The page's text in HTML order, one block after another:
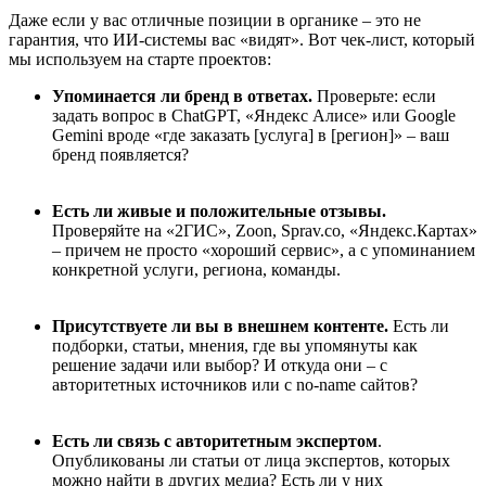
Даже если у вас отличные позиции в органике – это не
гарантия, что ИИ-системы вас «видят». Вот чек-лист, который
мы используем на старте проектов:
Упоминается ли бренд в ответах. Проверьте: если
задать вопрос в ChatGPT, «Яндекс Алисе» или Google
Gemini вроде «где заказать [услуга] в [регион]» – ваш
бренд появляется?
Есть ли живые и положительные отзывы.
Проверяйте на «2ГИС», Zoon, Sprav.co, «Яндекс.Картах»
– причем не просто «хороший сервис», а с упоминанием
конкретной услуги, региона, команды.
Присутствуете ли вы в внешнем контенте. Есть ли
подборки, статьи, мнения, где вы упомянуты как
решение задачи или выбор? И откуда они – с
авторитетных источников или с no-name сайтов?
Есть ли связь с авторитетным экспертом.
Опубликованы ли статьи от лица экспертов, которых
можно найти в других медиа? Есть ли у них